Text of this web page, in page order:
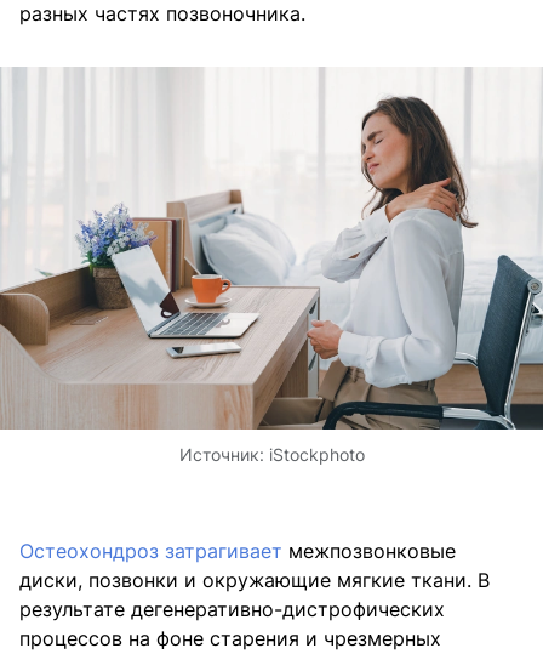
разных частях позвоночника.
Источник: iStockphoto
Остеохондроз затрагивает межпозвонковые
диски, позвонки и окружающие мягкие ткани. В
результате дегенеративно-дистрофических
процессов на фоне старения и чрезмерных